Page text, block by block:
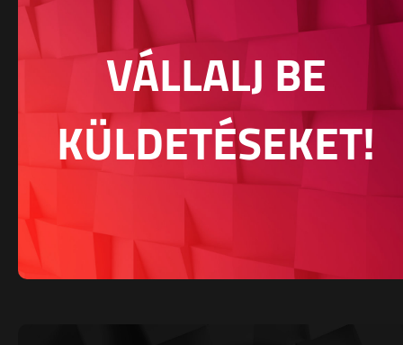
VÁLLALJ BE
KÜLDETÉSEKET!